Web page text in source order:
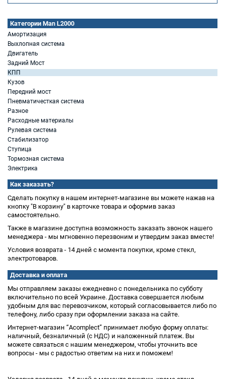
Категории Man L2000
Амортизация
Выхлопная система
Двигатель
Задний Мост
КПП
Кузов
Передний мост
Пневматичесткая система
Разное
Расходные материалы
Рулевая система
Стабилизатор
Ступица
Тормозная система
Электрика
Как заказать?
Сделать покупку в нашем интернет-магазине вы можете нажав на
кнопку "В корзину" в карточке товара и оформив заказ
самостоятельно.
Также в магазине доступна возможность заказать звонок нашего
менеджера - мы мгновенно перезвоним и утвердим заказ вместе!
Условия возврата - 14 дней с момента покупки, кроме стекл,
электротоваров.
Доставка и оплата
Мы отправляем заказы ежедневно с понедельника по субботу
включительно по всей Украине. Доставка совершается любым
удобным для вас перевозчиком, который согласовывается либо по
телефону, либо сразу при оформлении заказа на сайте.
Интернет-магазин “Acomplect” принимает любую форму оплаты:
наличный, безналичный (с НДС) и наложенный платеж. Вы
можете связаться с нашим менеджером, чтобы уточнить все
вопросы - мы с радостью ответим на них и поможем!